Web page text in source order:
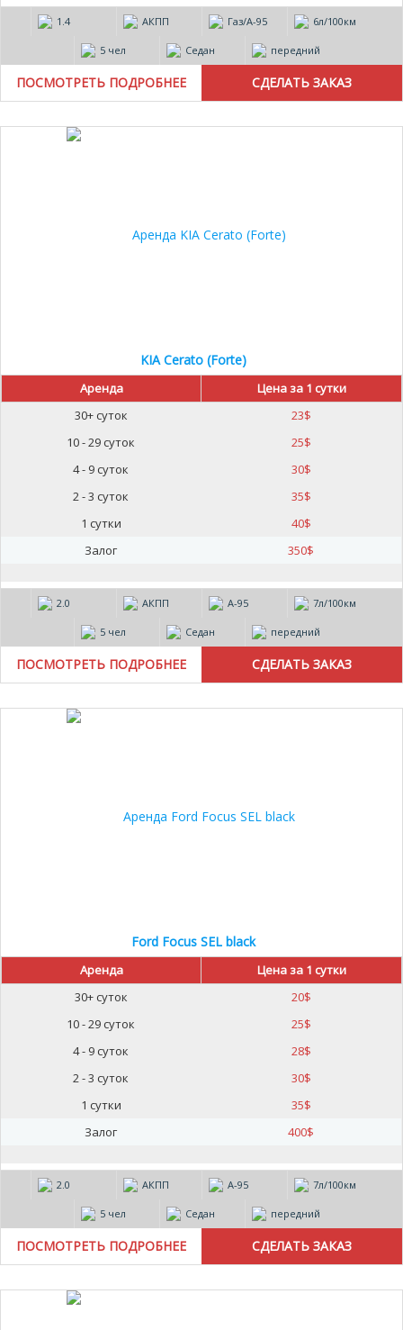
1.4 АКПП Газ/А-95 6л/100км
5 чел Седан передний
ПОСМОТРЕТЬ ПОДРОБНЕЕ
KIA Cerato (Forte)
Аренда
Цена за 1 сутки
30+ суток
23$
10 - 29 суток
25$
4 - 9 суток
30$
2 - 3 суток
35$
1 сутки
40$
Залог
350$
2.0 АКПП А-95 7л/100км
5 чел Седан передний
ПОСМОТРЕТЬ ПОДРОБНЕЕ
Ford Focus SEL black
Аренда
Цена за 1 сутки
30+ суток
20$
10 - 29 суток
25$
4 - 9 суток
28$
2 - 3 суток
30$
1 сутки
35$
Залог
400$
2.0 АКПП А-95 7л/100км
5 чел Седан передний
ПОСМОТРЕТЬ ПОДРОБНЕЕ